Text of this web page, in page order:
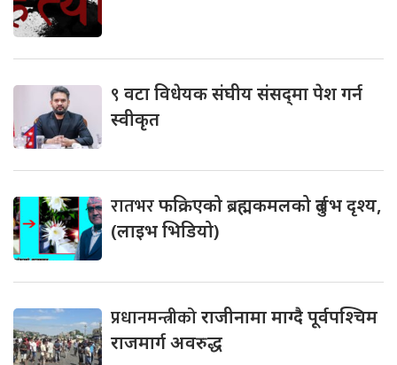
९ वटा विधेयक संघीय संसद्‌मा पेश गर्न
स्वीकृत
रातभरफक्रिएको ब्रह्मकमलको दुर्लभ दृश्य,
(लाइभ भिडियो)
प्रधानमन्त्रीकोराजीनामा माग्दै पूर्वपश्चिम
राजमार्ग अवरुद्ध